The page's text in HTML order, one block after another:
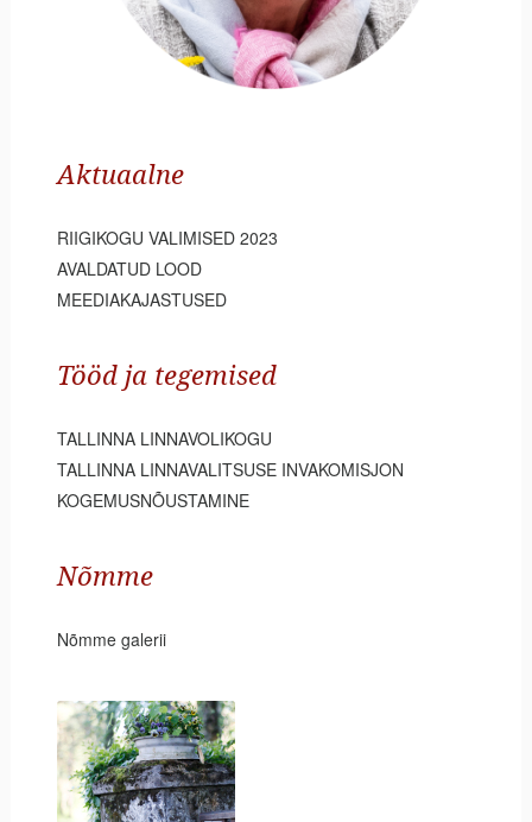
Aktuaalne
RIIGIKOGU VALIMISED 2023
AVALDATUD LOOD
MEEDIAKAJASTUSED
Tööd ja tegemised
TALLINNA LINNAVOLIKOGU
TALLINNA LINNAVALITSUSE INVAKOMISJON
KOGEMUSNÕUSTAMINE
Nõmme
Nõmme galerii